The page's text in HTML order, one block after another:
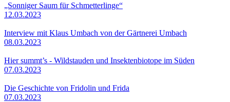
„Sonniger Saum für Schmetterlinge“
12.03.2023
Interview mit Klaus Umbach von der Gärtnerei Umbach
08.03.2023
Hier summt’s - Wildstauden und Insektenbiotope im Süden
07.03.2023
Die Geschichte von Fridolin und Frida
07.03.2023